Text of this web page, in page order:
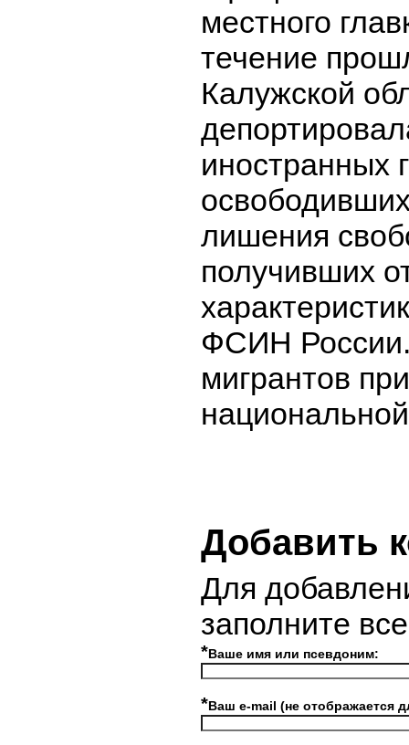
местного
течение
Калужской
иностранных
лишения
получивших
ФСИН
мигрантов
Добавить
Для
заполните
*Ваше имя или псевдоним:
*Ваш e-mail (не отображается